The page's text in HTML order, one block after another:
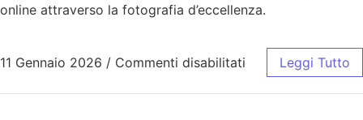
online attraverso la fotografia d’eccellenza.
11 Gennaio 2026 / Commenti disabilitati Leggi Tutto